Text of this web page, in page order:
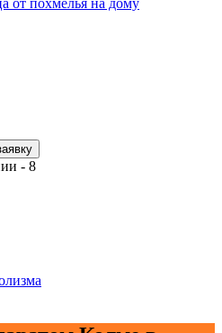
от похмелья на дому
- 8